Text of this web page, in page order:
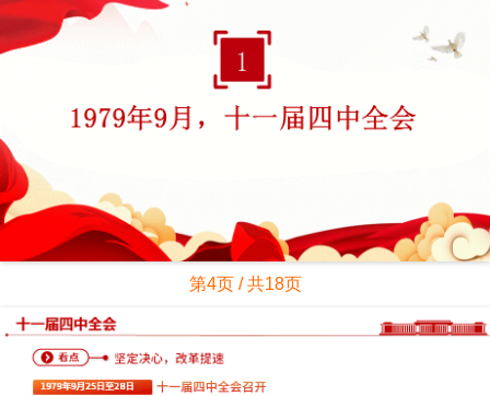
第4页 / 共18页